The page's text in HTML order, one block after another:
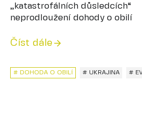
„katastrofálních důsledcích“
neprodloužení dohody o obilí
Číst dále
# UKRAJINA #
# DOHODA O OBILÍ